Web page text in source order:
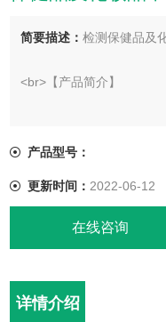
简要描述：检测保健品及
<br>【产品简介】
性检测保健品及化妆品
化妆品的检测限为2ppm。
产品型号：
更新时间： 2022-06-12
在线咨询
详情介绍